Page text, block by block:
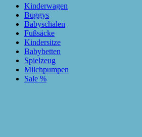
Kinderwagen
Buggys
Babyschalen
Fußsäcke
Kindersitze
Babybetten
Spielzeug
Milchpumpen
Sale %